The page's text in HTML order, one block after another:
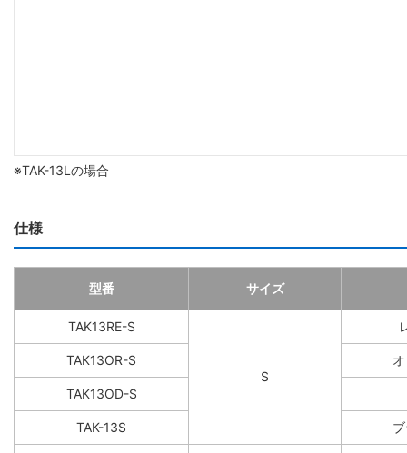
※TAK-13Lの場合
仕様
型番 サイズ
TAK13RE-S
S
TAK13OR-S
TAK13OD-S
TAK-13S